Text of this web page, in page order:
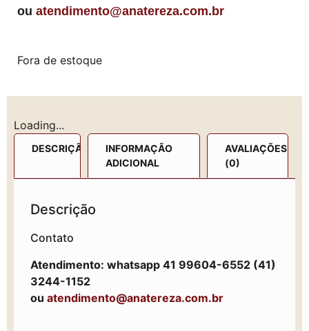
ou atendimento@anatereza.com.br
Fora de estoque
Loading...
DESCRIÇÃO
INFORMAÇÃO
ADICIONAL
AVALIAÇÕES
(0)
Descrição
Contato
Atendimento: whatsapp 41 99604-6552 (41)
3244-1152
ou atendimento@anatereza.com.br